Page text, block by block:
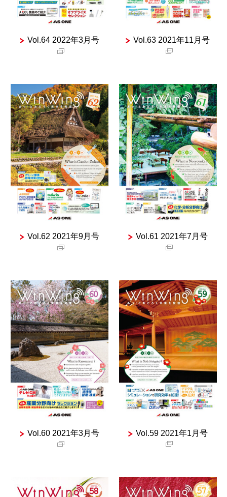
Vol.64 2022年3月号 Vol.63 2021年11月号
Vol.62 2021年9月号 Vol.61 2021年7月号
Vol.60 2021年3月号 Vol.59 2021年1月号